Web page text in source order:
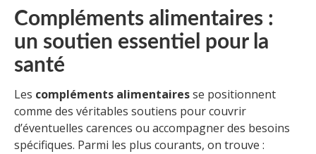
Compléments alimentaires :
un soutien essentiel pour la
santé
Les compléments alimentairesse positionnent
comme des véritables soutiens pour couvrir
d’éventuelles carences ou accompagner des besoins
spécifiques. Parmi les plus courants, on trouve :